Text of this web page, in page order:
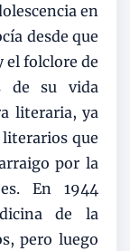
en
desde que
el folclore de
de su vida
literaria, ya
que
por la
En 1944
de la
pero luego